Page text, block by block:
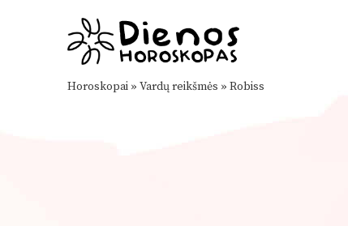
Horoskopai » Vardų reikšmės » Robiss